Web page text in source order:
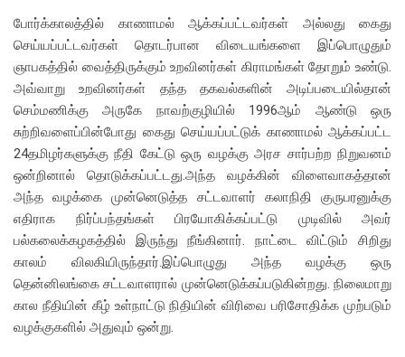
போர்க்காலத்தில் காணாமல் ஆக்கப்பட்டவர்கள் அல்லது கைது
செய்யப்பட்டவர்கள் தொடர்பான விடையங்களை இப்பொழுதும்
ஞாபகத்தில் வைத்திருக்கும் உறவினர்கள் கிராமங்கள் தோறும் உண்டு.
அவ்வாறு உறவினர்கள் தந்த தகவல்களின் அடிப்படையில்தான்
செம்மணிக்கு அருகே நாவற்குழியில் 1996ஆம் ஆண்டு ஒரு
சுற்றிவளைப்பின்போது கைது செய்யப்பட்டுக் காணாமல் ஆக்கப்பட்ட
24தமிழர்களுக்கு நீதி கேட்டு ஒரு வழக்கு அரச சார்பற்ற நிறுவனம்
ஒன்றினால் தொடுக்கப்பட்டது.அந்த வழக்கின் விளைவாகத்தான்
அந்த வழக்கை முன்னெடுத்த சட்டவாளர் கலாநிதி குருபரனுக்கு
எதிராக நிர்ப்பந்தங்கள் பிரயோகிக்கப்பட்டு முடிவில் அவர்
பல்கலைக்கழகத்தில் இருந்து நீங்கினார். நாட்டை விட்டும் சிறிது
காலம் விலகியிருந்தார்.இப்பொழுது அந்த வழக்கு ஒரு
தென்னிலங்கை சட்டவாளரால் முன்னெடுக்கப்படுகின்றது. நிலைமாறு
கால நீதியின் கீழ் உள்நாட்டு நிதியின் விரிவை பரிசோதிக்க முற்படும்
வழக்குகளில் அதுவும் ஒன்று.